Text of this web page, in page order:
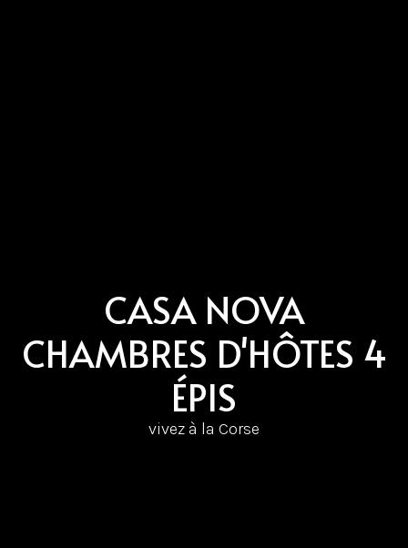
CASA NOVA
CHAMBRES D'HÔTES 4
ÉPIS
vivez à la Corse